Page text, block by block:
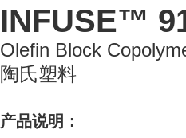
INFUSE™
Olefin Block
陶氏塑料
产品说明：